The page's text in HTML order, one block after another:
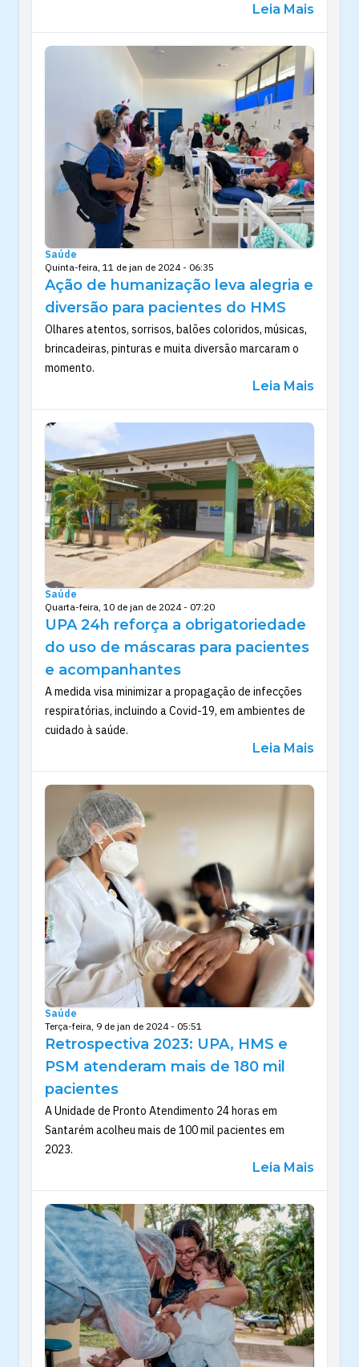
Leia Mais
Saúde
Quinta-feira, 11 de jan de 2024 - 06:35
Ação de humanização leva alegria e
diversão para pacientes do HMS
Olhares atentos, sorrisos, balões coloridos, músicas,
brincadeiras, pinturas e muita diversão marcaram o
momento.
Leia Mais
Saúde
Quarta-feira, 10 de jan de 2024 - 07:20
UPA 24h reforça a obrigatoriedade
do uso de máscaras para pacientes
e acompanhantes
A medida visa minimizar a propagação de infecções
respiratórias, incluindo a Covid-19, em ambientes de
cuidado à saúde.
Leia Mais
Saúde
Terça-feira, 9 de jan de 2024 - 05:51
Retrospectiva 2023: UPA, HMS e
PSM atenderam mais de 180 mil
pacientes
A Unidade de Pronto Atendimento 24 horas em
Santarém acolheu mais de 100 mil pacientes em
2023.
Leia Mais